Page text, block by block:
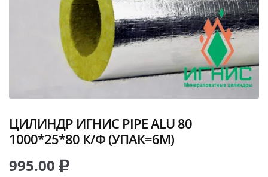
ЦИЛИНДР ИГНИС PIPE ALU 80
1000*25*80 К/Ф (УПАК=6М)
995.00